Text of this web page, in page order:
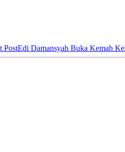
PostEdi Damansyah Buka Kemah